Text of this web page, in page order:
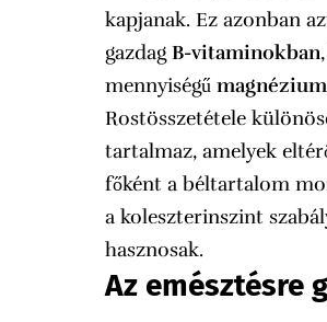
kapjanak. Ez azonban
gazdagB-vitaminokban
mennyiségű
Rostösszetétele
tartalmaz, amelyek
főként a béltartalom
a koleszterinszint
hasznosak.
Az emésztésre